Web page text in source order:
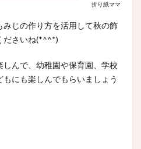
折り紙ママ
じの作り方を活用して秋の飾
ださいね(*^^*)
んで、幼稚園や保育園、学校
にも楽しんでもらいましょう